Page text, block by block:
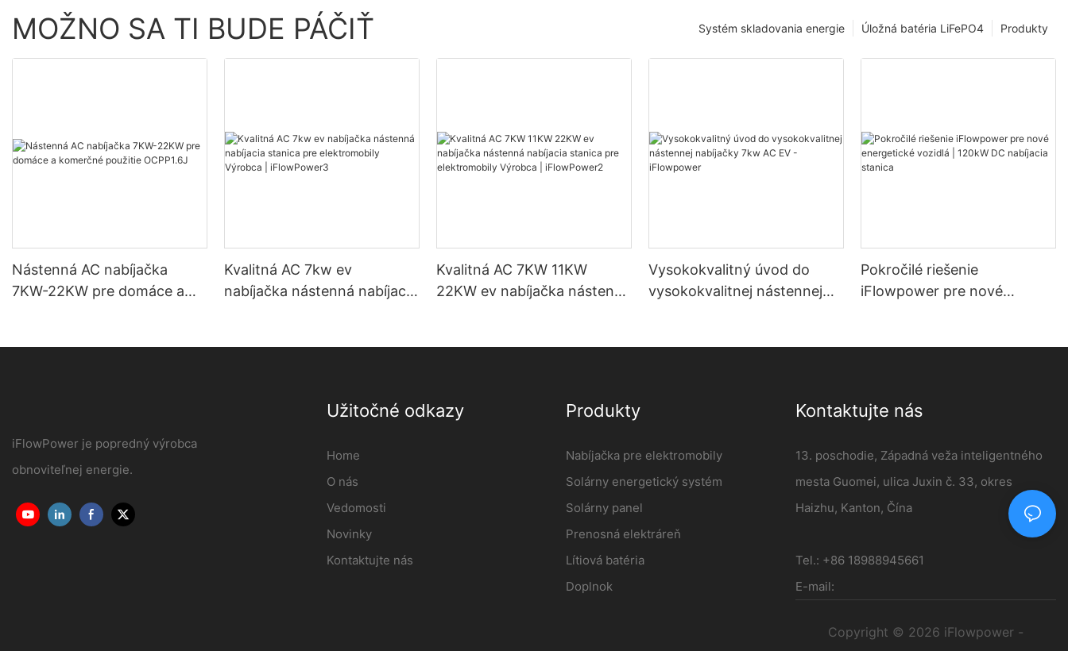
MOŽNO SA TI BUDE PÁČIŤ Produkty
Úložná batéria LiFePO4
Systém skladovania energie
Nástenná AC nabíjačka
7KW-22KW pre domáce a
Kvalitná AC 7kw ev
nabíjačka nástenná nabíjacia
Kvalitná AC 7KW 11KW
22KW ev nabíjačka nástenná
Vysokokvalitný úvod do
vysokokvalitnej nástennej
Pokročilé riešenie
iFlowpower pre nové
iFlowPower je popredný výrobca
obnoviteľnej energie.
Užitočné odkazy
Home
O nás
Vedomosti
Novinky
Kontaktujte nás
Produkty
Nabíjačka pre elektromobily
Solárny energetický systém
Solárny panel
Prenosná elektráreň
Lítiová batéria
Doplnok
Kontaktujte nás
13. poschodie, Západná veža inteligentného
mesta Guomei, ulica Juxin č. 33, okres
Haizhu, Kanton, Čína
Tel.: +86 18988945661
E-mail:
Copyright © 2026 iFlowpower -